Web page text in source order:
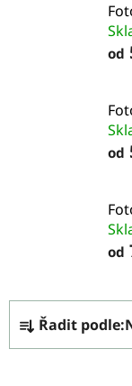
od
od
od
Ř
a
Řadit podle: